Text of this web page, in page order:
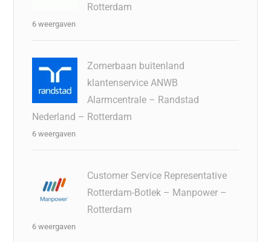
Rotterdam
6 weergaven
Zomerbaan buitenland
klantenservice ANWB
Alarmcentrale – Randstad
Nederland – Rotterdam
6 weergaven
Customer Service Representative
Rotterdam-Botlek – Manpower –
Rotterdam
6 weergaven